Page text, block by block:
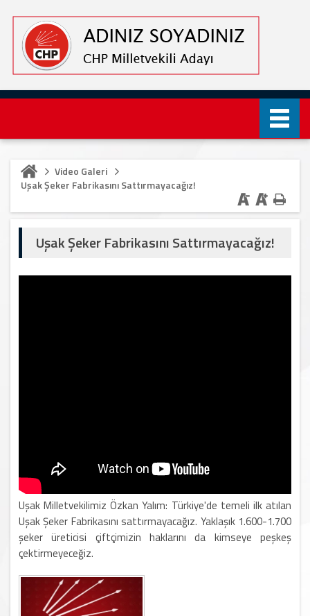
Video Galeri
Uşak Şeker Fabrikasını Sattırmayacağız!
Uşak Şeker Fabrikasını Sattırmayacağız!
Uşak Milletvekilimiz Özkan Yalım: Türkiye'de temeli ilk atılan
Uşak Şeker Fabrikasını sattırmayacağız. Yaklaşık 1.600-1.700
şeker üreticisi çiftçimizin haklarını da kimseye peşkeş
çektirmeyeceğiz.